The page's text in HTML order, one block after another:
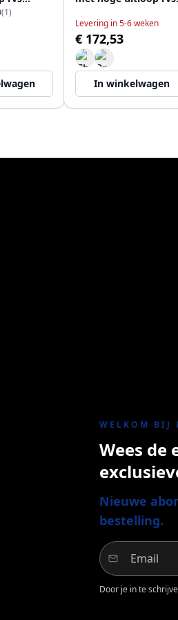
(1)
Levering in 5-6 weken
€ 172,53
In winkelwagen
WELKOM BIJ
Wees de
Nieuwe
bestelling.
Door je in te